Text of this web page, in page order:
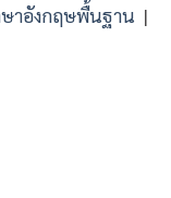
ษาอังกฤษพื้นฐาน |